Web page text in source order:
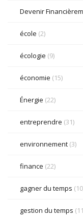
Devenir
école (2)
écologie (9)
économie (15)
Énergie (22)
entreprendre (31)
environnement (3)
finance (22)
gagner du temps
gestion du temps